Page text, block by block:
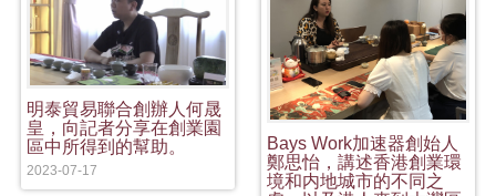
明泰貿易聯合創辦人何晟
皇，向記者分享在創業園
區中所得到的幫助。
2023-07-17
Bays Work加速器創始人
鄭思怡，講述香港創業環
境和内地城市的不同之